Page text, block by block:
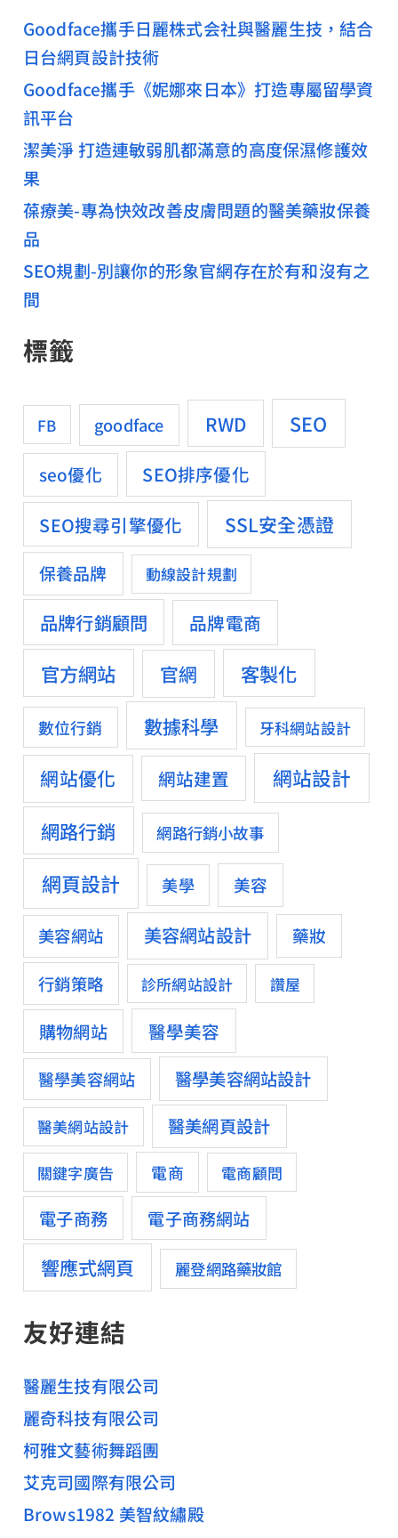
Goodface攜手日麗株式会社與醫麗生技，結合
日台網頁設計技術
Goodface攜手《妮娜來日本》打造專屬留學資
訊平台
潔美淨 打造連敏弱肌都滿意的高度保濕修護效
果
葆療美-專為快效改善皮膚問題的醫美藥妝保養
品
SEO規劃-別讓你的形象官網存在於有和沒有之
間
標籤
FB goodface RWD SEO
seo優化
SEO排序優化
SEO搜尋引擎優化
SSL安全憑證
保養品牌 動線設計規劃
品牌行銷顧問 品牌電商
官方網站 官網 客製化
數位行銷 數據科學 牙科網站設計
網站優化 網站建置
網站設計
網路行銷
網路行銷小故事
網頁設計 美學 美容
美容網站 美容網站設計 藥妝
行銷策略 診所網站設計 讚屋
購物網站 醫學美容
醫學美容網站 醫學美容網站設計
醫美網站設計 醫美網頁設計
關鍵字廣告 電商 電商顧問
電子商務 電子商務網站
響應式網頁 麗登網路藥妝館
友好連結
醫麗生技有限公司
麗奇科技有限公司
柯雅文藝術舞蹈團
艾克司國際有限公司
Brows1982 美智紋繡殿